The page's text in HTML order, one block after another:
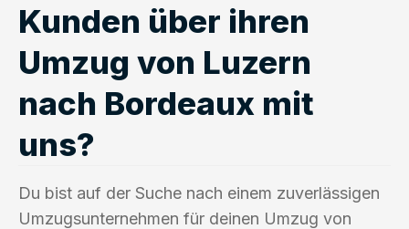
Kunden über ihren
Umzug von Luzern
nach Bordeaux mit
uns?
Du bist auf der Suche nach einem zuverlässigen
Umzugsunternehmen für deinen Umzug von